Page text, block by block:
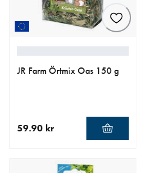
JR Farm Örtmix Oas 150 g
59.90 kr